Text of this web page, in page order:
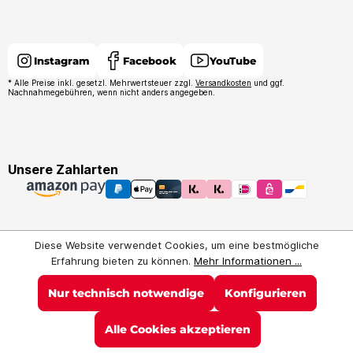
Instagram Facebook YouTube
* Alle Preise inkl. gesetzl. Mehrwertsteuer zzgl. Versandkosten und ggf.
Nachnahmegebühren, wenn nicht anders angegeben.
Unsere Zahlarten
Diese Website verwendet Cookies, um eine bestmögliche
Erfahrung bieten zu können. Mehr Informationen ...
Nur technisch notwendige Konfigurieren
Alle Cookies akzeptieren